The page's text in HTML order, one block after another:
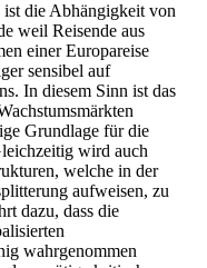
ist die Abhängigkeit von
weil Reisende aus
einer Europareise
sensibel auf
In diesem Sinn ist das
Grundlage für die
wird auch
welche in der
aufweisen, zu
dazu, dass die
wahrgenommen